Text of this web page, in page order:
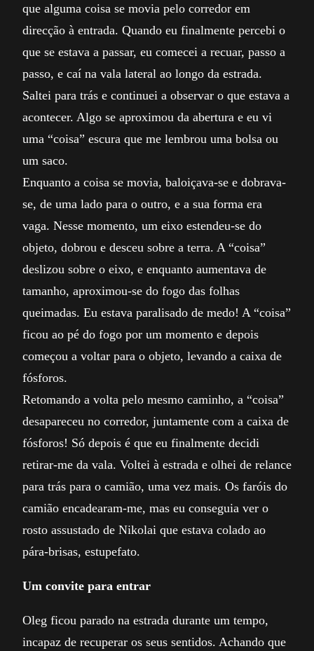
que alguma coisa se movia pelo corredor em
direcção à entrada. Quando eu finalmente percebi o
que se estava a passar, eu comecei a recuar, passo a
passo, e caí na vala lateral ao longo da estrada.
Saltei para trás e continuei a observar o que estava a
acontecer. Algo se aproximou da abertura e eu vi
uma “coisa” escura que me lembrou uma bolsa ou
um saco.
Enquanto a coisa se movia, baloiçava-se e dobrava-
se, de uma lado para o outro, e a sua forma era
vaga. Nesse momento, um eixo estendeu-se do
objeto, dobrou e desceu sobre a terra. A “coisa”
deslizou sobre o eixo, e enquanto aumentava de
tamanho, aproximou-se do fogo das folhas
queimadas. Eu estava paralisado de medo! A “coisa”
ficou ao pé do fogo por um momento e depois
começou a voltar para o objeto, levando a caixa de
fósforos.
Retomando a volta pelo mesmo caminho, a “coisa”
desapareceu no corredor, juntamente com a caixa de
fósforos! Só depois é que eu finalmente decidi
retirar-me da vala. Voltei à estrada e olhei de relance
para trás para o camião, uma vez mais. Os faróis do
camião encadearam-me, mas eu conseguia ver o
rosto assustado de Nikolai que estava colado ao
pára-brisas, estupefato.
Um convite para entrar
Oleg ficou parado na estrada durante um tempo,
incapaz de recuperar os seus sentidos. Achando que